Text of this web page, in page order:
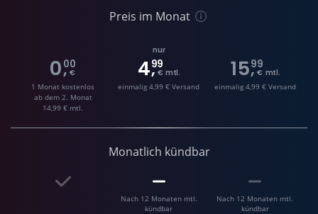
Preis im Monat
0,
00
€
1 Monat kostenlos
ab dem 2. Monat
14,99 € mtl.
nur
4,
99
€ mtl.
einmalig 4,99 € Versand
15,
99
€ mtl.
einmalig 4,99 € Versand
Monatlich kündbar
Nach 12 Monaten mtl.
kündbar
Nach 12 Monaten mtl.
kündbar